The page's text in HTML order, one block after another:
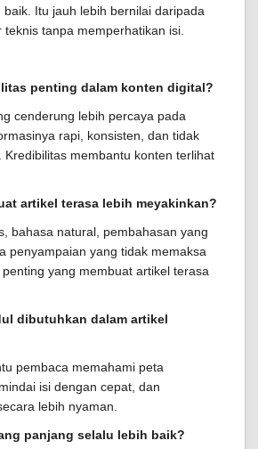
baik. Itu jauh lebih bernilai daripada
teknis tanpa memperhatikan isi.
penting dalam konten digital?
cenderung lebih percaya pada
rapi, konsisten, dan tidak
Kredibilitas membantu konten terlihat
artikel terasa lebih meyakinkan?
bahasa natural, pembahasan yang
penyampaian yang tidak memaksa
yang membuat artikel terasa
dibutuhkan dalam artikel
pembaca memahami peta
isi dengan cepat, dan
lebih nyaman.
panjang selalu lebih baik?